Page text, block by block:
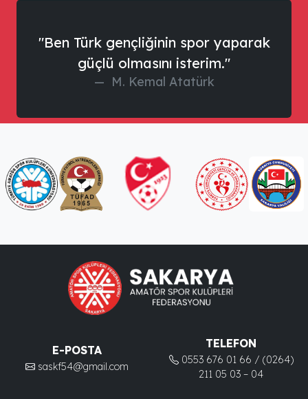
"Ben Türk gençliğinin spor yaparak
güçlü olmasını isterim."
M. Kemal Atatürk
E-POSTA
saskf54@gmail.com
TELEFON
0553 676 01 66 / (0264)
211 05 03 – 04